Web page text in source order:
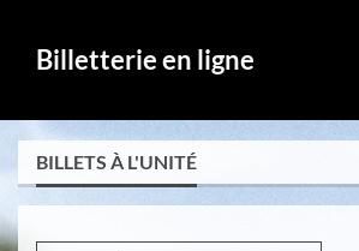
Billetterie en ligne
BILLETS À L'UNITÉ